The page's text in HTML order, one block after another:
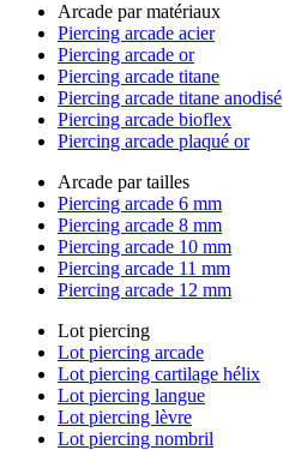
Arcade par matériaux
Piercing arcade acier
Piercing arcade or
Piercing arcade titane
Piercing arcade titane anodisé
Piercing arcade bioflex
Piercing arcade plaqué or
Arcade par tailles
Piercing arcade 6 mm
Piercing arcade 8 mm
Piercing arcade 10 mm
Piercing arcade 11 mm
Piercing arcade 12 mm
Lot piercing
Lot piercing arcade
Lot piercing cartilage hélix
Lot piercing langue
Lot piercing lèvre
Lot piercing nombril